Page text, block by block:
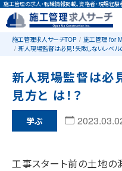
施工管理の求人・転職情報掲載。資格者・現場経験
施工管理求人サーチTOP 施工管理 for
新人現場監督は必見！失敗しないレベル
新人現場監督は必
見方と は！？
学ぶ
工事スタート前の土地